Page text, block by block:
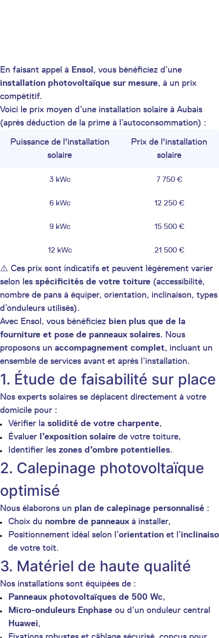
En faisant appel à Ensol, vous bénéficiez d’une
installation photovoltaïque sur mesure, à un prix
compétitif.
Voici le prix moyen d’une installation solaire à Aubais
(après déduction de la prime à l’autoconsommation) :
Puissance de l'installation
solaire
Prix de l'installation
solaire
3 kWc 7 750 €
6 kWc 12 250 €
9 kWc 15 500 €
12 kWc 21 500 €
⚠️ Ces prix sont indicatifs et peuvent légèrement varier
selon les spécificités de votre toiture (accessibilité,
nombre de pans à équiper, orientation, inclinaison, types
d’onduleurs utilisés).
Avec Ensol, vous bénéficiez bien plus que de la
fourniture et pose de panneaux solaires. Nous
proposons un accompagnement complet, incluant un
ensemble de services avant et après l’installation.
1. Étude de faisabilité sur place
Nos experts solaires se déplacent directement à votre
domicile pour :
Vérifier la solidité de votre charpente,
Évaluer l’exposition solaire de votre toiture,
Identifier les zones d’ombre potentielles.
2. Calepinage photovoltaïque
optimisé
Nous élaborons un plan de calepinage personnalisé :
Choix du nombre de panneaux à installer,
Positionnement idéal selon l’orientation et l’
de votre toit.
3. Matériel de haute qualité
Nos installations sont équipées de :
Panneaux photovoltaïques de 500 Wc,
Micro-onduleurs Enphase ou d’un onduleur central
Huawei,